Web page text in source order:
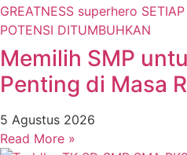
Memilih SMP
Penting di Masa
5 Agustus 2026
Read More »